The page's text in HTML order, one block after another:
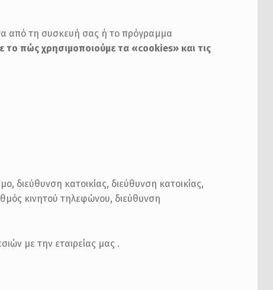
από τη συσκευή σας ή το πρόγραμμα
το πώς χρησιμοποιούμε τα «cookies» και τις
διεύθυνση κατοικίας, διεύθυνση κατοικίας,
κινητού τηλεφώνου, διεύθυνση
με την εταιρείας μας .